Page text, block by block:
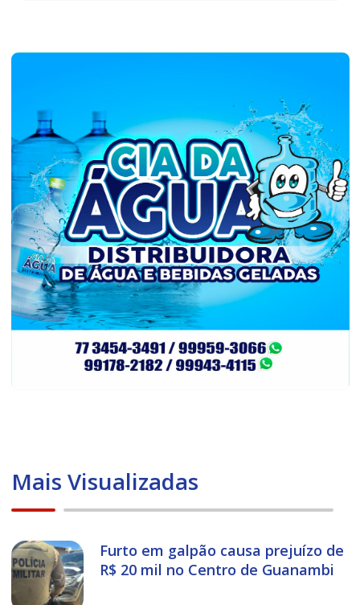
Mais Visualizadas
Furto em galpão causa prejuízo de
R$ 20 mil no Centro de Guanambi